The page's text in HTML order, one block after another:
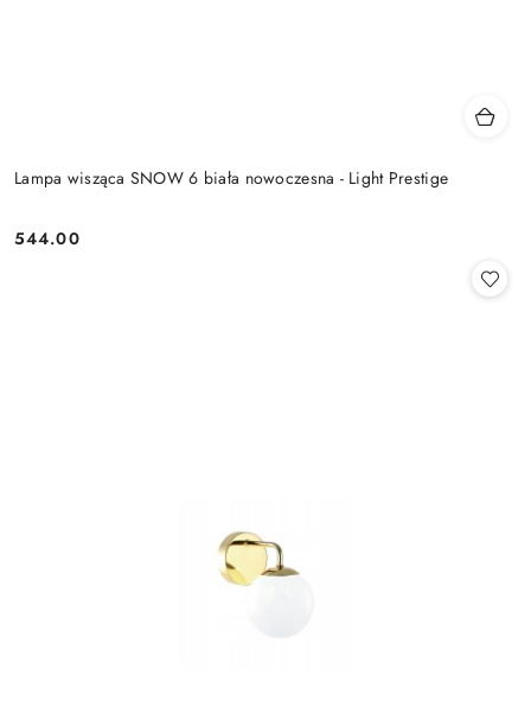
Lampa wisząca SNOW 6 biała nowoczesna - Light Prestige
Cena:
544.00